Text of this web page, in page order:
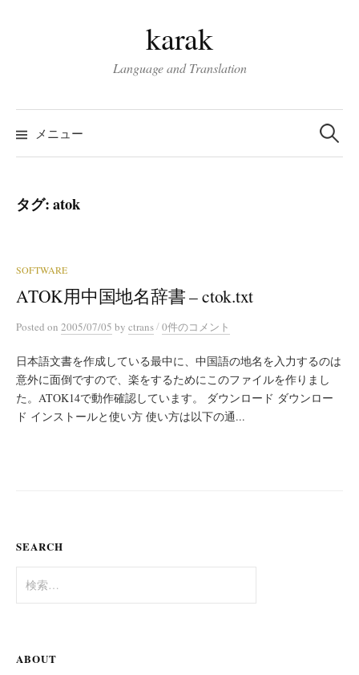
ス
キ
プ
karak
Language and Translation
メニュー
検
索:
タグ:atok
SOFTWARE
ATOK用中国地名辞書 – ctok.txt
Posted on 2005/07/05 by ctrans/0件のコメント
日本語文書を作成している最中に、中国語の地名を入力するのは
意外に面倒ですので、楽をするためにこのファイルを作りまし
た。ATOK14で動作確認しています。 ダウンロード ダウンロー
ド インストールと使い方 使い方は以下の通...
SEARCH
索:
ABOUT